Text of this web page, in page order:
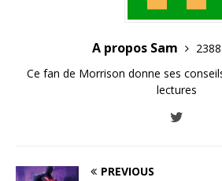
A propos Sam
Ce fan de Morrison donne ses
lectures
PREVIOUS